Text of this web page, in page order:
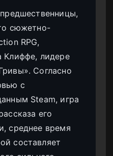
сюжетно-
RPG,
Клиффе, лидере
Согласно
с
Steam, игра
его
среднее время
составляет